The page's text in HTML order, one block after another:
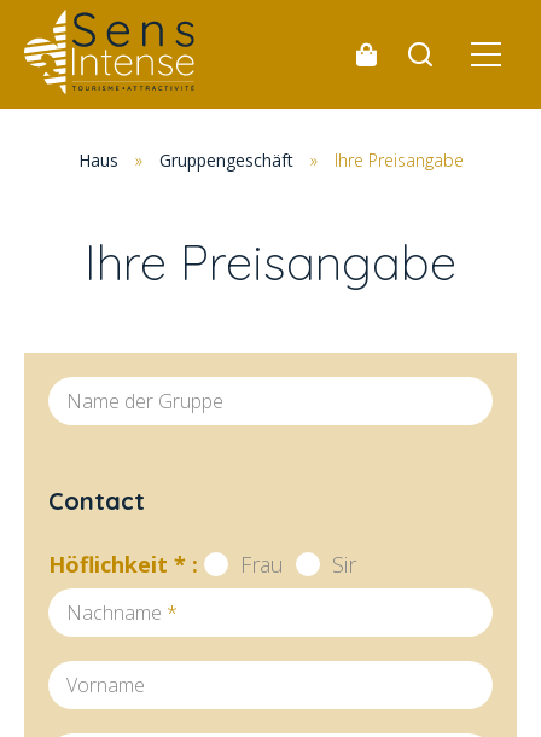
Haus » Gruppengeschäft » Ihre Preisangabe
Ihre Preisangabe
Name der Gruppe
Contact
Höflichkeit * : Frau Sir
Nachname *
Vorname